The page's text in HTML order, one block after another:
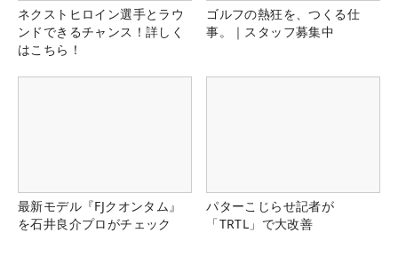
ネクストヒロイン選手とラウ
ンドできるチャンス！詳しく
はこちら！
ゴルフの熱狂を、つくる仕
事。｜スタッフ募集中
最新モデル『FJクオンタム』
を石井良介プロがチェック
パターこじらせ記者が
「TRTL」で大改善